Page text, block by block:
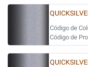
Código de
Código de